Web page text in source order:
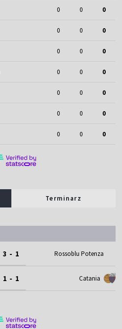
0 0 0
0 0 0
0 0 0
0 0 0
0 0 0
0 0 0
0 0 0
Terminarz
3 - 1 Rossoblu Potenza
1 - 1 Catania